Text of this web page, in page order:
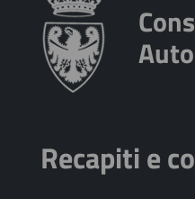
Recapiti e